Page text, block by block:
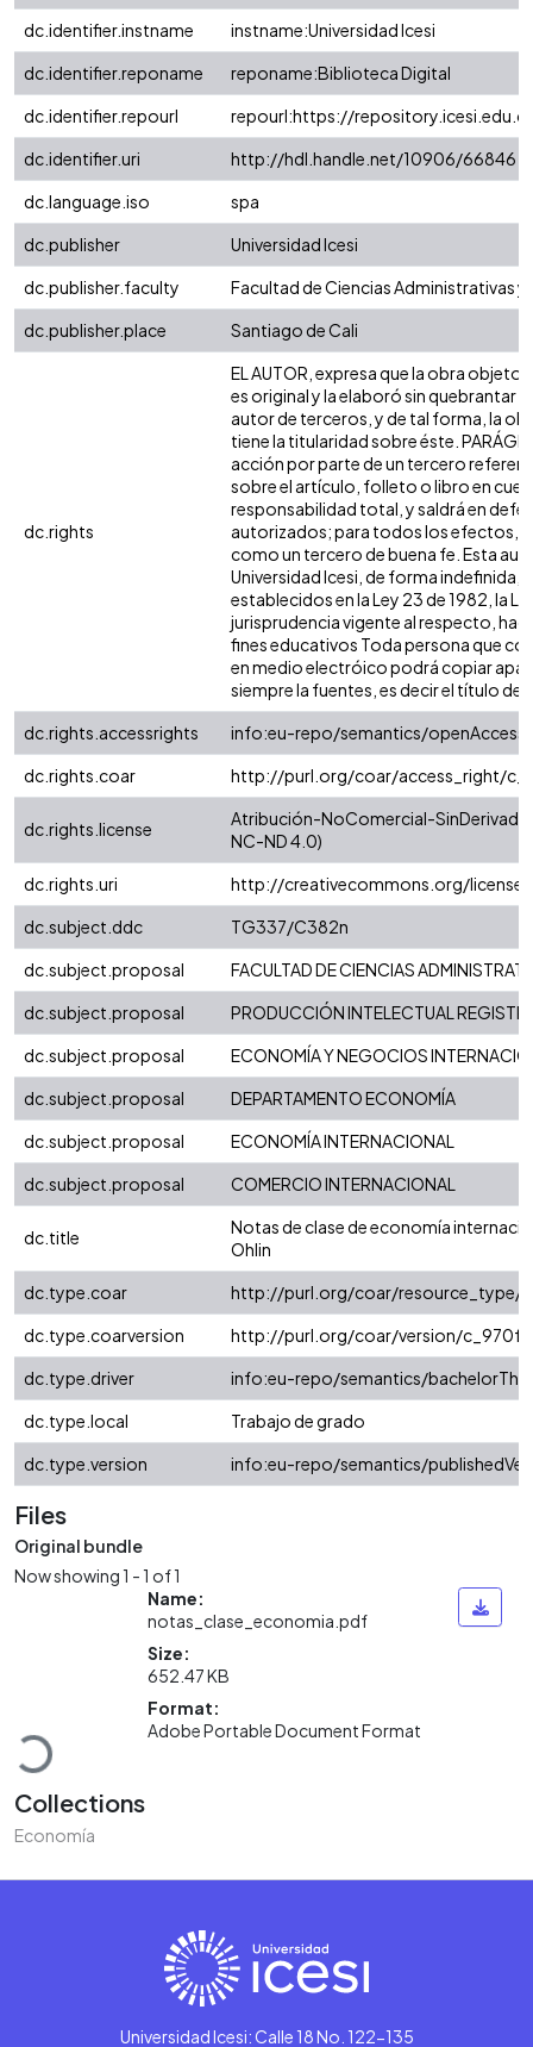
dc.identifier.instname
instname:Universidad Icesi
dc.identifier.reponame
reponame:Biblioteca Digital
dc.identifier.repourl
repourl:https://
dc.identifier.uri
http://hdl.handle.net/10906/66846
dc.language.iso
spa
dc.publisher
Universidad Icesi
dc.publisher.faculty
Facultad de Ciencias Administrativas
dc.publisher.place
Santiago de Cali
dc.rights
EL AUTOR, expresa que la obra
es original y la elaboró sin quebrantar
autor de terceros, y de tal forma, la
tiene la titularidad sobre éste.
acción por parte de un tercero
sobre el artículo, folleto o libro en
responsabilidad total, y saldrá en
autorizados; para todos los efectos,
como un tercero de buena fe. Esta
Universidad Icesi, de forma indefinida,
establecidos en la Ley 23 de 1982, la
jurisprudencia vigente al respecto,
fines educativos Toda persona que
en medio electróico podrá copiar
siempre la fuentes, es decir el título
dc.rights.accessrights
info:eu-repo/semantics/openAccess
dc.rights.coar
http://purl.org/coar/access_right/
dc.rights.license
Atribución-NoComercial-
NC-ND 4.0)
dc.rights.uri
http://creativecommons.org/
dc.subject.ddc
TG337/C382n
dc.subject.proposal
FACULTAD DE CIENCIAS
dc.subject.proposal
PRODUCCIÓN INTELECTUAL
dc.subject.proposal
ECONOMÍA Y NEGOCIOS
dc.subject.proposal
DEPARTAMENTO ECONOMÍA
dc.subject.proposal
ECONOMÍA INTERNACIONAL
dc.subject.proposal
COMERCIO INTERNACIONAL
dc.title
Notas de clase de economía
Ohlin
dc.type.coar
http://purl.org/coar/resource_type/
dc.type.coarversion
http://purl.org/coar/version/
dc.type.driver
info:eu-repo/semantics/
dc.type.local
Trabajo de grado
dc.type.version
info:eu-repo/semantics/
Files
Original bundle
Now showing1 - 1 of 1
Loading...
Name:
notas_clase_economia.pdf
Size:
652.47 KB
Format:
Adobe Portable Document Format
Collections
Economía
Universidad Icesi: Calle 18 No. 122-135